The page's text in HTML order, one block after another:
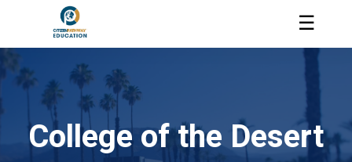
☰
College of the Desert